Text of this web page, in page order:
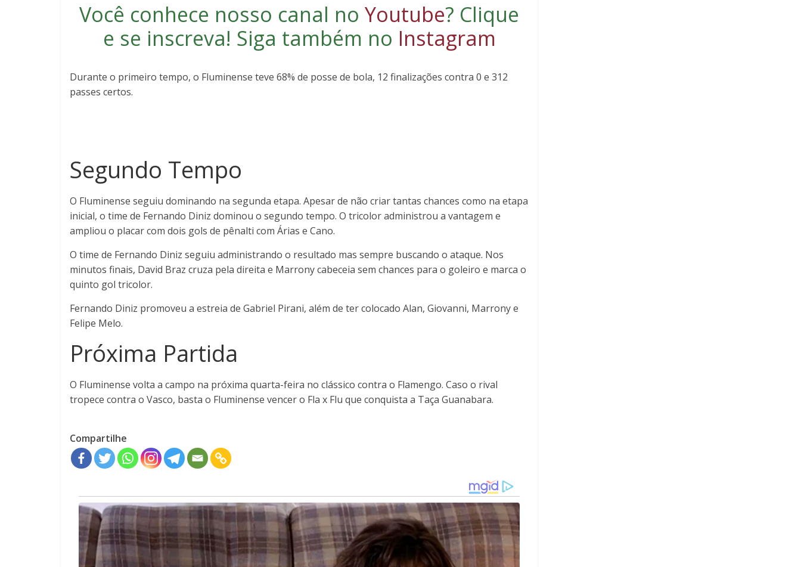
Você conhece nosso canal no Youtube? Clique
e se inscreva! Siga também no Instagram
Durante o primeiro tempo, o Fluminense teve 68% de posse de bola, 12 finalizações contra 0 e 312
passes certos.
Segundo Tempo
O Fluminense seguiu dominando na segunda etapa. Apesar de não criar tantas chances como na etapa
inicial, o time de Fernando Diniz dominou o segundo tempo. O tricolor administrou a vantagem e
ampliou o placar com dois gols de pênalti com Árias e Cano.
O time de Fernando Diniz seguiu administrando o resultado mas sempre buscando o ataque. Nos
minutos finais, David Braz cruza pela direita e Marrony cabeceia sem chances para o goleiro e marca o
quinto gol tricolor.
Fernando Diniz promoveu a estreia de Gabriel Pirani, além de ter colocado Alan, Giovanni, Marrony e
Felipe Melo.
Próxima Partida
O Fluminense volta a campo na próxima quarta-feira no clássico contra o Flamengo. Caso o rival
tropece contra o Vasco, basta o Fluminense vencer o Fla x Flu que conquista a Taça Guanabara.
Compartilhe